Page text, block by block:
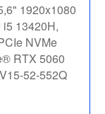
1920x1080
13420H,
NVMe
RTX 5060
52-552Q